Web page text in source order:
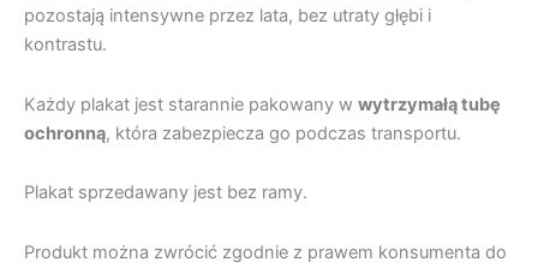
pozostają intensywne przez lata, bez utraty głębi i
kontrastu.
Każdy plakat jest starannie pakowany w wytrzymałą tubę
ochronną, która zabezpiecza go podczas transportu.
Plakat sprzedawany jest bez ramy.
Produkt można zwrócić zgodnie z prawem konsumenta do